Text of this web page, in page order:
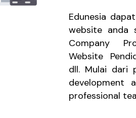
Edunesia
website anda
Company
Website
dll. Mulai dari
development
professional